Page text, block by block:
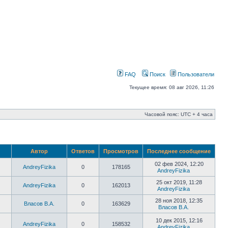
FAQ Поиск Пользователи
Текущее время: 08 авг 2026, 11:26
Часовой пояс: UTC + 4 часа
Автор Ответов Просмотров Последнее сообщение
AndreyFizika 0 178165
02 фев 2024, 12:20
AndreyFizika
AndreyFizika 0 162013
25 окт 2019, 11:28
AndreyFizika
Власов В.А. 0 163629
28 ноя 2018, 12:35
Власов В.А.
AndreyFizika 0 158532
10 дек 2015, 12:16